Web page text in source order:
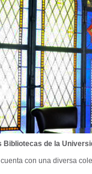
Bibliotecas de la
con una diversa